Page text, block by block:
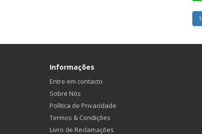
1
Informações
Entre em contacto
Sobre Nós
Política de Privacidade
Termos & Condições
Livro de Reclamações